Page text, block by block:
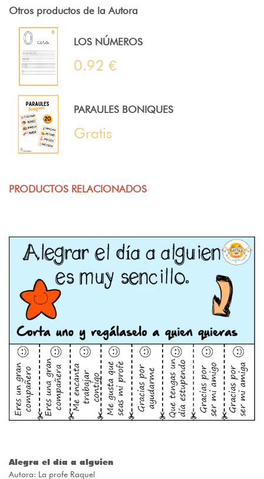
Otros productos de la Autora
LOS NÚMEROS
0.92 €
PARAULES BONIQUES
Gratis
PRODUCTOS RELACIONADOS
Alegra el día a alguien
Autora: La profe Raquel